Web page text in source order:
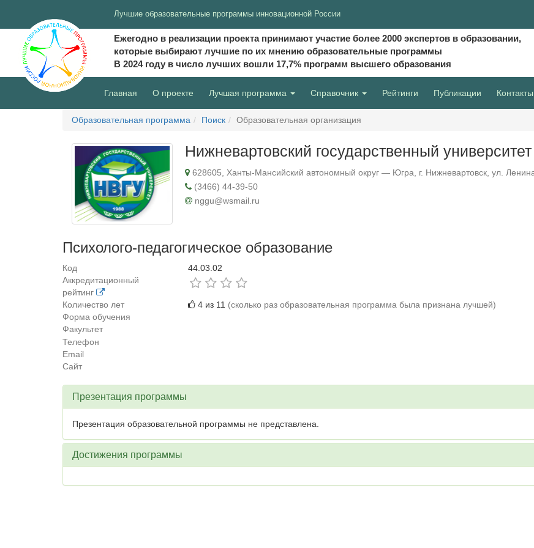
Лучшие образовательные программы инновационной России
Ежегодно в реализации проекта принимают участие более 2000 экспертов в образовании,
которые выбирают лучшие по их мнению образовательные программы
В 2024 году в число лучших вошли 17,7% программ высшего образования
Главная О проекте (current)
Лучшая программа Справочник Рейтинги Публикации Контакты
Образовательная программа Поиск Образовательная организация
Нижневартовский государственный университет
628605, Ханты-Мансийский автономный округ — Югра, г. Нижневартовск, ул.
(3466) 44-39-50
nggu@wsmail.ru
Психолого-педагогическое образование
Код
44.03.02
Аккредитационный
рейтинг
Количество лет
4 из 11 (сколько раз образовательная программа была признана лучшей)
Форма обучения
Факультет
Телефон
Email
Сайт
Презентация программы
Презентация образовательной программы не представлена.
Достижения программы